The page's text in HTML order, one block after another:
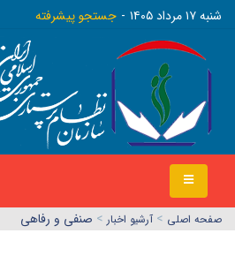
شنبه ١٧ مرداد ١٤٠٥ جستجو پیشرفته
صفحه اصلي > آرشیو اخبار > صنفی و رفاهی